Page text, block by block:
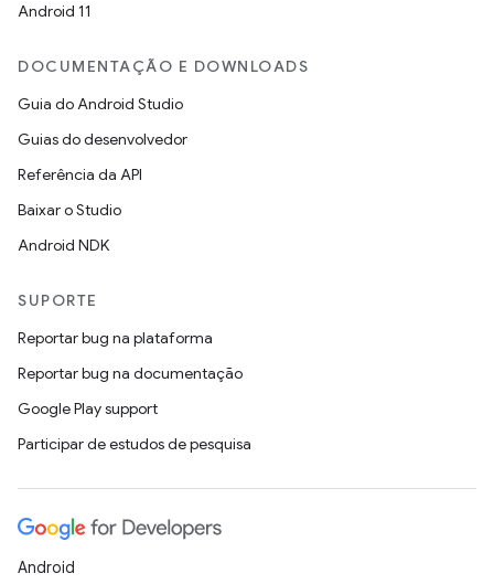
Android 11
DOCUMENTAÇÃO E DOWNLOADS
Guia do Android Studio
Guias do desenvolvedor
Referência da API
Baixar o Studio
Android NDK
SUPORTE
Reportar bug na plataforma
Reportar bug na documentação
Google Play support
Participar de estudos de pesquisa
Android